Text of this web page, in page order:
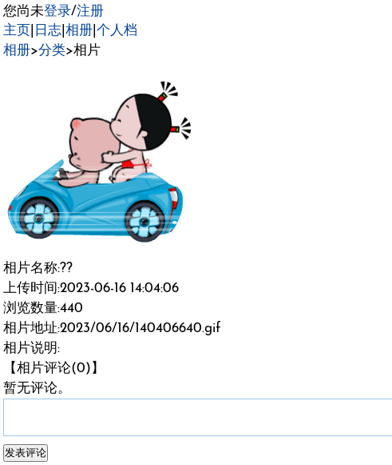
您尚未登录/注册
主页
日志 相册 个人档
相册>分类>相片
相片名称:??
上传时间:2023-06-16 14:04:06
浏览数量:440
相片地址:2023/06/16/140406640.gif
相片说明:
【相片评论(0)】
暂无评论。